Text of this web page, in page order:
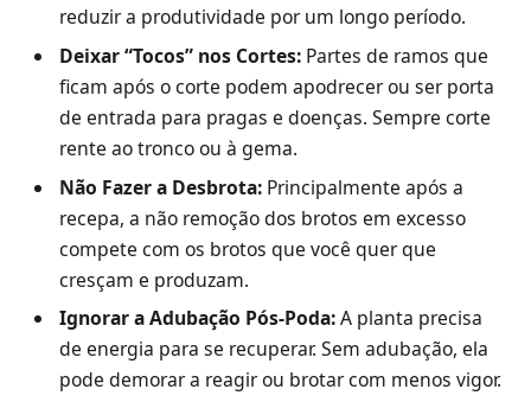
reduzir a produtividade por um longo período.
Deixar “Tocos” nos Cortes: Partes de ramos que
ficam após o corte podem apodrecer ou ser porta
de entrada para pragas e doenças. Sempre corte
rente ao tronco ou à gema.
Não Fazer a Desbrota: Principalmente após a
recepa, a não remoção dos brotos em excesso
compete com os brotos que você quer que
cresçam e produzam.
Ignorar a Adubação Pós-Poda:A planta precisa
de energia para se recuperar. Sem adubação, ela
pode demorar a reagir ou brotar com menos vigor.